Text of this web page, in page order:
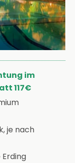
im
117€
je nach